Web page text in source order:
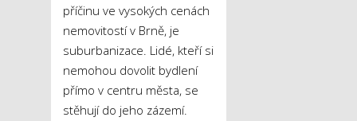
příčinu ve vysokých cenách
nemovitostí v Brně, je
suburbanizace. Lidé, kteří si
nemohou dovolit bydlení
přímo v centru města, se
stěhují do jeho zázemí.